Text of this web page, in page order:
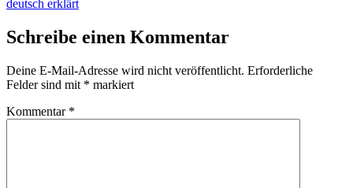
deutsch erklärt
Schreibe einen Kommentar
Deine E-Mail-Adresse wird nicht veröffentlicht. Erforderliche
Felder sind mit * markiert
Kommentar *